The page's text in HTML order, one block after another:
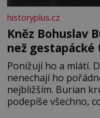
historyplus.cz
Kněz Bohuslav
než gestapácké
Ponižují ho a mlátí.
nenechají ho
nejbližším. Burian
podepíše všechno,